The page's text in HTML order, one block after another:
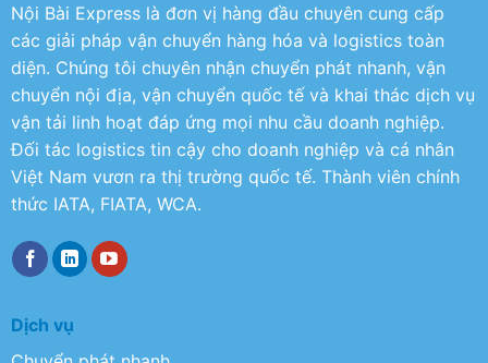
Nội Bài Express là đơn vị hàng đầu chuyên cung cấp
các giải pháp vận chuyển hàng hóa và logistics toàn
diện. Chúng tôi chuyên nhận chuyển phát nhanh, vận
chuyển nội địa, vận chuyển quốc tế và khai thác dịch vụ
vận tải linh hoạt đáp ứng mọi nhu cầu doanh nghiệp.
Đối tác logistics tin cậy cho doanh nghiệp và cá nhân
Việt Nam vươn ra thị trường quốc tế. Thành viên chính
thức IATA, FIATA, WCA.
Dịch vụ